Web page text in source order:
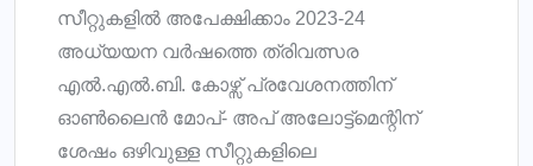
സീറ്റുകളിൽ അപേക്ഷിക്കാം 2023-24
അധ്യയന വർഷത്തെ ത്രിവത്സര
എൽ.എൽ.ബി. കോഴ്സ് പ്രവേശനത്തിന്
ഓൺലൈൻ മോപ്- അപ് അലോട്ട്മെന്റിന്
ശേഷം ഒഴിവുള്ള സീറ്റുകളിലെ